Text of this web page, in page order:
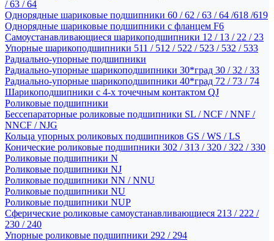
/ 63 / 64
Однорядные шариковые подшипники 60 / 62 / 63 / 64 /618 /619
Однорядные шариковые подшипники с фланцем F6
Самоустанавливающиеся шарикоподшипники 12 / 13 / 22 / 23
Упорные шарикоподшипники 511 / 512 / 522 / 523 / 532 / 533
Радиально-упорные подшипники
Радиально-упорные шарикоподшипники 30*град 30 / 32 / 33
Радиально-упорные шарикоподшипники 40*град 72 / 73 / 74
Шарикоподшипники с 4-х точечным контактом QJ
Роликовые подшипники
Бессепараторные роликовые подшипники SL / NCF / NNF /
NNCF / NJG
Кольца упорных роликовых подшипников GS / WS / LS
Конические роликовые подшипники 302 / 313 / 320 / 322 / 330
Роликовые подшипники N
Роликовые подшипники NJ
Роликовые подшипники NN / NNU
Роликовые подшипники NU
Роликовые подшипники NUP
Сферические роликовые самоустанавливающиеся 213 / 222 /
230 / 240
Упорные роликовые подшипники 292 / 294